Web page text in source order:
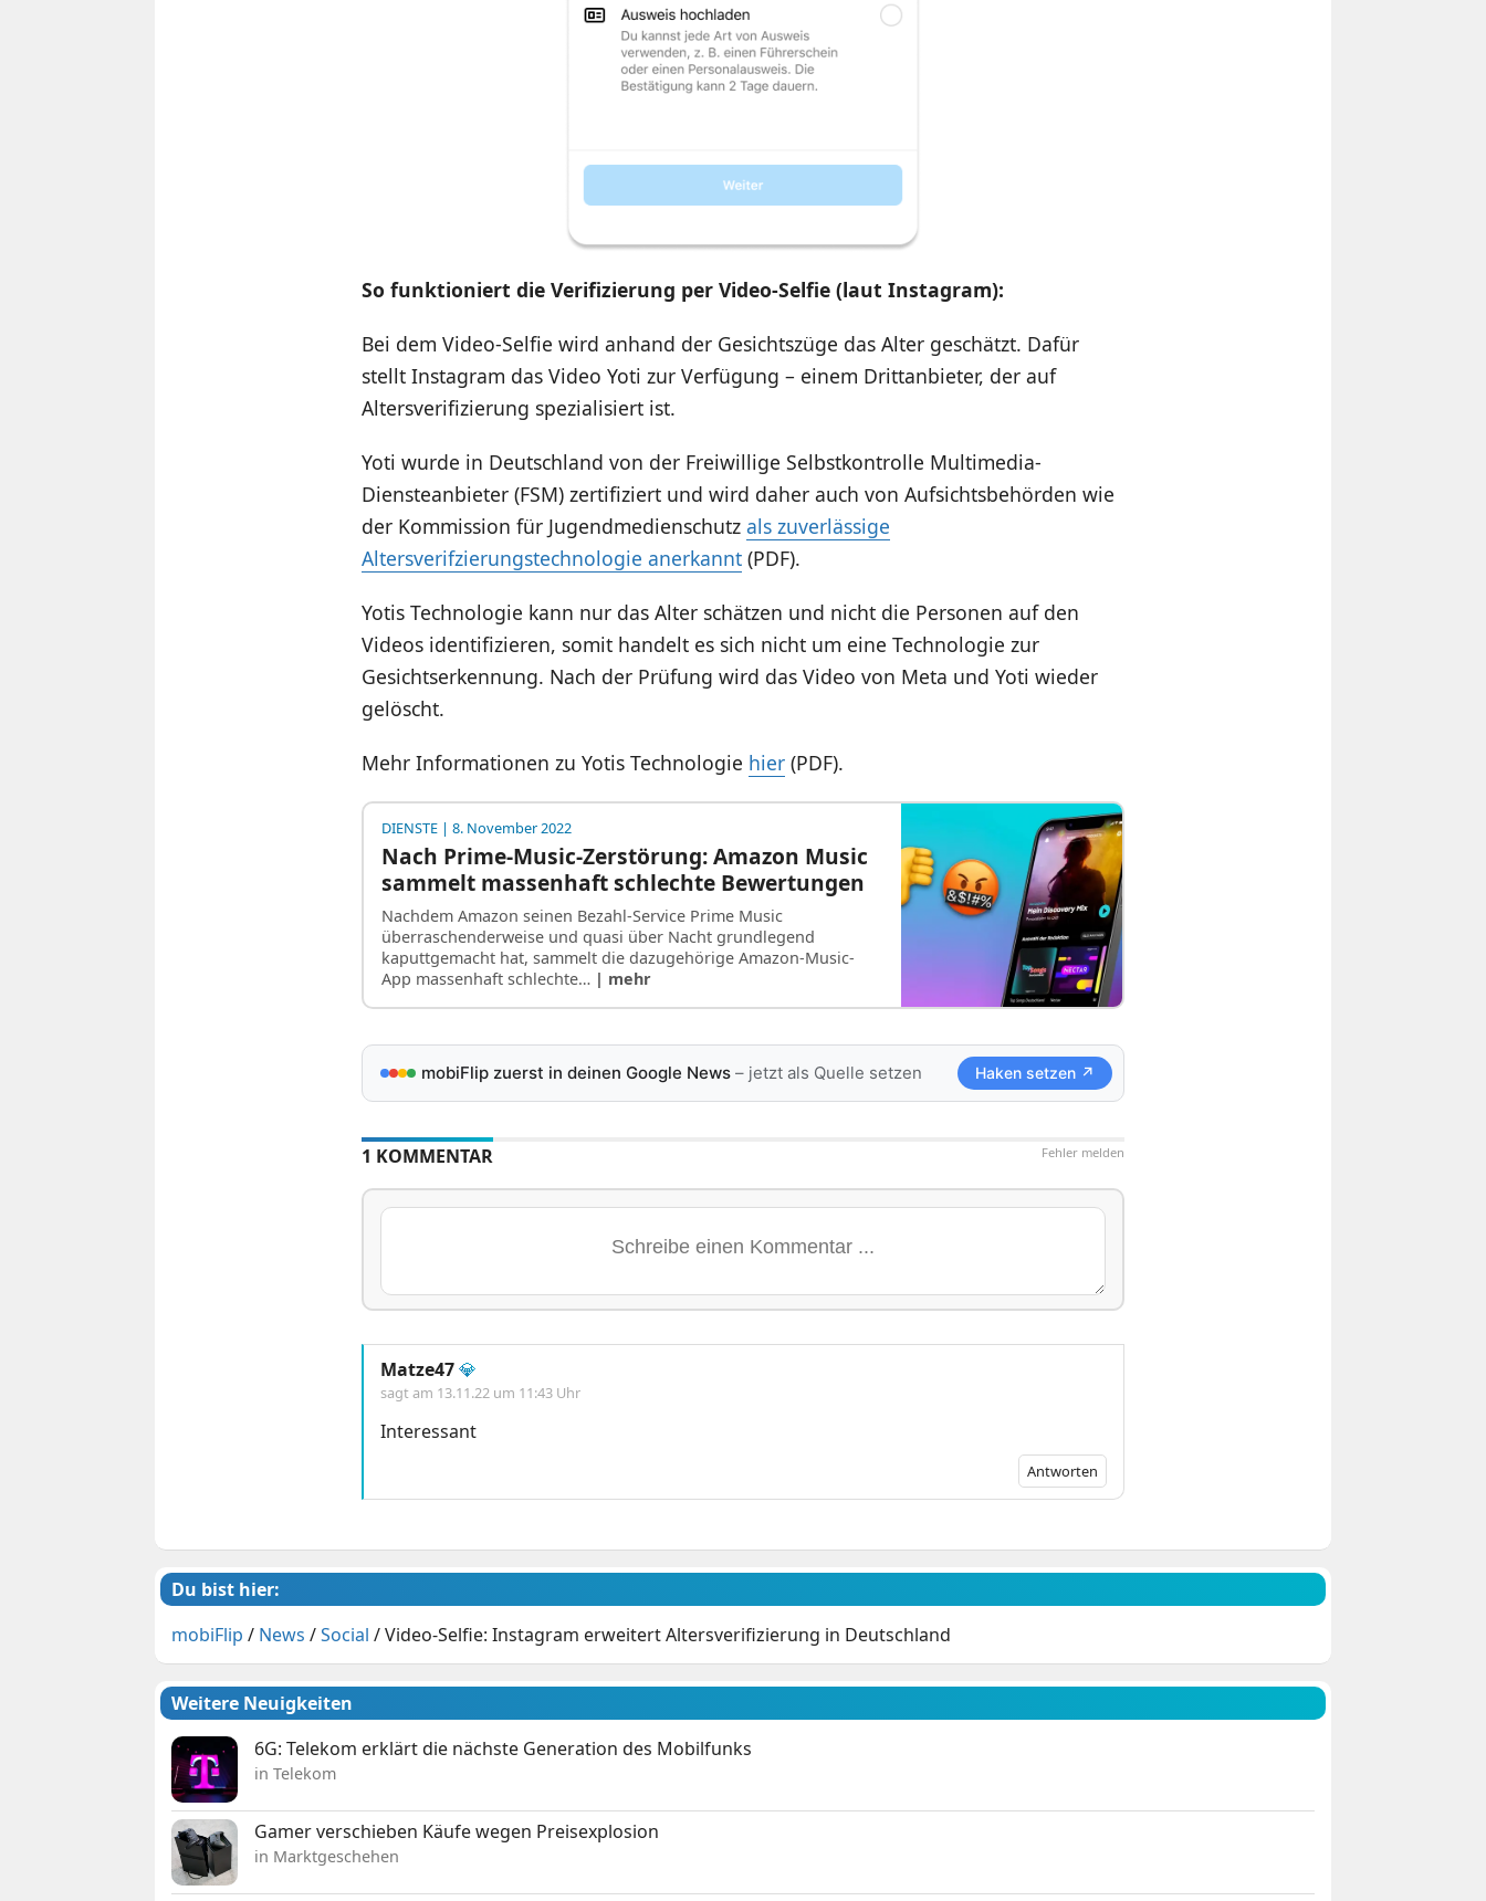
So funktioniert die Verifizierung per Video-Selfie (laut Instagram):
Bei dem Video-Selfie wird anhand der Gesichtszüge das Alter geschätzt. Dafür
stellt Instagram das Video Yoti zur Verfügung – einem Drittanbieter, der auf
Altersverifizierung spezialisiert ist.
Yoti wurde in Deutschland von der Freiwillige Selbstkontrolle Multimedia-
Diensteanbieter (FSM) zertifiziert und wird daher auch von Aufsichtsbehörden wie
der Kommission für Jugendmedienschutz als zuverlässige
Altersverifzierungstechnologie anerkannt(PDF).
Yotis Technologie kann nur das Alter schätzen und nicht die Personen auf den
Videos identifizieren, somit handelt es sich nicht um eine Technologie zur
Gesichtserkennung. Nach der Prüfung wird das Video von Meta und Yoti wieder
gelöscht.
Mehr Informationen zu Yotis Technologie hier(PDF).
DIENSTE| 8. November 2022
Nach Prime-Music-Zerstörung: Amazon Music
sammelt massenhaft schlechte Bewertungen
Nachdem Amazon seinen Bezahl-Service Prime Music
überraschenderweise und quasi über Nacht grundlegend
kaputtgemacht hat, sammelt die dazugehörige Amazon-Music-
App massenhaft schlechte… | mehr
mobiFlip zuerst in deinen Google News– jetzt als Quelle setzen Haken setzen ↗
Fehler melden
1 KOMMENTAR
Matze47💎
sagt am 13.11.22 um 11:43 Uhr
Interessant
Antworten
Du bist hier:
mobiFlip / News /Social /Video-Selfie: Instagram erweitert Altersverifizierung in Deutschland
Weitere Neuigkeiten
6G: Telekom erklärt die nächste Generation des Mobilfunks
in Telekom
Gamer verschieben Käufe wegen Preisexplosion
in Marktgeschehen